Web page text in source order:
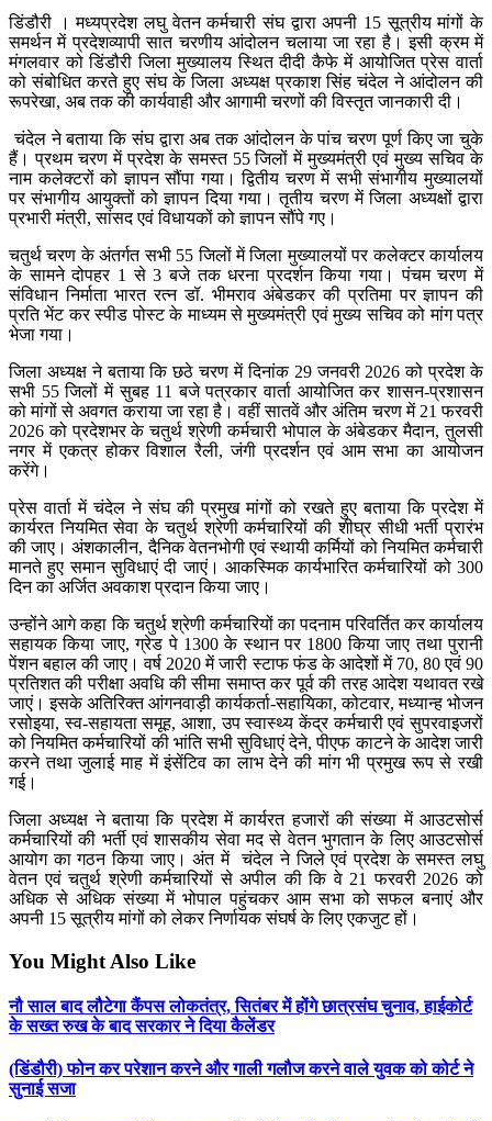
डिंडौरी । मध्यप्रदेश लघु वेतन कर्मचारी संघ द्वारा अपनी 15 सूत्रीय मांगों के
समर्थन में प्रदेशव्यापी सात चरणीय आंदोलन चलाया जा रहा है। इसी क्रम में
मंगलवार को डिंडौरी जिला मुख्यालय स्थित दीदी कैफे में आयोजित प्रेस वार्ता
को संबोधित करते हुए संघ के जिला अध्यक्ष प्रकाश सिंह चंदेल ने आंदोलन की
रूपरेखा, अब तक की कार्यवाही और आगामी चरणों की विस्तृत जानकारी दी।
चंदेल ने बताया कि संघ द्वारा अब तक आंदोलन के पांच चरण पूर्ण किए जा चुके
हैं। प्रथम चरण में प्रदेश के समस्त 55 जिलों में मुख्यमंत्री एवं मुख्य सचिव के
नाम कलेक्टरों को ज्ञापन सौंपा गया। द्वितीय चरण में सभी संभागीय मुख्यालयों
पर संभागीय आयुक्तों को ज्ञापन दिया गया। तृतीय चरण में जिला अध्यक्षों द्वारा
प्रभारी मंत्री, सांसद एवं विधायकों को ज्ञापन सौंपे गए।
चतुर्थ चरण के अंतर्गत सभी 55 जिलों में जिला मुख्यालयों पर कलेक्टर कार्यालय
के सामने दोपहर 1 से 3 बजे तक धरना प्रदर्शन किया गया। पंचम चरण में
संविधान निर्माता भारत रत्न डॉ. भीमराव अंबेडकर की प्रतिमा पर ज्ञापन की
प्रति भेंट कर स्पीड पोस्ट के माध्यम से मुख्यमंत्री एवं मुख्य सचिव को मांग पत्र
भेजा गया।
जिला अध्यक्ष ने बताया कि छठे चरण में दिनांक 29 जनवरी 2026 को प्रदेश के
सभी 55 जिलों में सुबह 11 बजे पत्रकार वार्ता आयोजित कर शासन-प्रशासन
को मांगों से अवगत कराया जा रहा है। वहीं सातवें और अंतिम चरण में 21 फरवरी
2026 को प्रदेशभर के चतुर्थ श्रेणी कर्मचारी भोपाल के अंबेडकर मैदान, तुलसी
नगर में एकत्र होकर विशाल रैली, जंगी प्रदर्शन एवं आम सभा का आयोजन
करेंगे।
प्रेस वार्ता में चंदेल ने संघ की प्रमुख मांगों को रखते हुए बताया कि प्रदेश में
कार्यरत नियमित सेवा के चतुर्थ श्रेणी कर्मचारियों की शीघ्र सीधी भर्ती प्रारंभ
की जाए। अंशकालीन, दैनिक वेतनभोगी एवं स्थायी कर्मियों को नियमित कर्मचारी
मानते हुए समान सुविधाएं दी जाएं। आकस्मिक कार्यभारित कर्मचारियों को 300
दिन का अर्जित अवकाश प्रदान किया जाए।
उन्होंने आगे कहा कि चतुर्थ श्रेणी कर्मचारियों का पदनाम परिवर्तित कर कार्यालय
सहायक किया जाए, ग्रेड पे 1300 के स्थान पर 1800 किया जाए तथा पुरानी
पेंशन बहाल की जाए। वर्ष 2020 में जारी स्टाफ फंड के आदेशों में 70, 80 एवं 90
प्रतिशत की परीक्षा अवधि की सीमा समाप्त कर पूर्व की तरह आदेश यथावत रखे
जाएं। इसके अतिरिक्त आंगनवाड़ी कार्यकर्ता-सहायिका, कोटवार, मध्यान्ह भोजन
रसोइया, स्व-सहायता समूह, आशा, उप स्वास्थ्य केंद्र कर्मचारी एवं सुपरवाइजरों
को नियमित कर्मचारियों की भांति सभी सुविधाएं देने, पीएफ काटने के आदेश जारी
करने तथा जुलाई माह में इंसेंटिव का लाभ देने की मांग भी प्रमुख रूप से रखी
गई।
जिला अध्यक्ष ने बताया कि प्रदेश में कार्यरत हजारों की संख्या में आउटसोर्स
कर्मचारियों की भर्ती एवं शासकीय सेवा मद से वेतन भुगतान के लिए आउटसोर्स
आयोग का गठन किया जाए। अंत में चंदेल ने जिले एवं प्रदेश के समस्त लघु
वेतन एवं चतुर्थ श्रेणी कर्मचारियों से अपील की कि वे 21 फरवरी 2026 को
अधिक से अधिक संख्या में भोपाल पहुंचकर आम सभा को सफल बनाएं और
अपनी 15 सूत्रीय मांगों को लेकर निर्णायक संघर्ष के लिए एकजुट हों।
You Might Also Like
नौ साल बाद लौटेगा कैंपस लोकतंत्र, सितंबर में होंगे छात्रसंघ चुनाव, हाईकोर्ट
के सख्त रुख के बाद सरकार ने दिया कैलेंडर
(डिंडौरी) फोन कर परेशान करने और गाली गलौज करने वाले युवक को कोर्ट ने
सुनाई सजा